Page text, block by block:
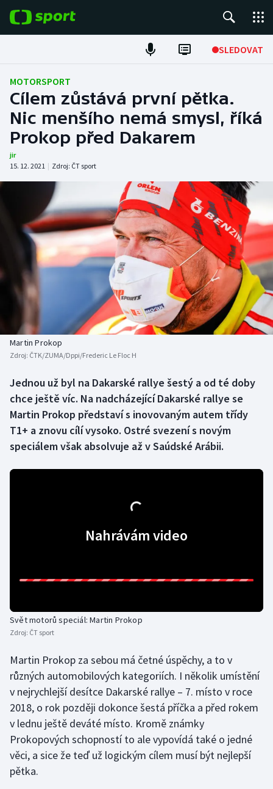
SLEDOVAT
Fotbal
Hokej
Tenis
Atletika
Cyklistika
DALŠÍ SPORTY
Americký fotbal
Baseball a softbal
Basketbal
Biatlon
Box
Curling
Jezdectví
Judo
Krasobruslení
Lezení
Lyže a snowboard
NEPŘEHLÉDNĚTE
Soutěže
Historické návraty
Aplikace ČT sport
MOTORSPORT
Cílem zůstává první pětka.
Nic menšího nemá smysl, říká
Prokop před Dakarem
jir
15. 12. 2021 | Zdroj: ČT sport
Martin Prokop
Zdroj: ČTK/ZUMA/Dppi/Frederic Le Floc H
Jednou už byl na Dakarské rallye šestý a od té doby
chce ještě víc. Na nadcházející Dakarské rallye se
Martin Prokop představí s inovovaným autem třídy
T1+ a znovu cílí vysoko. Ostré svezení s novým
speciálem však absolvuje až v Saúdské Arábii.
Nahrávám video
Svět motorů speciál: Martin Prokop
Zdroj: ČT sport
Martin Prokop za sebou má četné úspěchy, a to v
různých automobilových kategoriích. I několik umístění
v nejrychlejší desítce Dakarské rallye – 7. místo v roce
2018, o rok později dokonce šestá příčka a před rokem
v lednu ještě deváté místo. Kromě známky
Prokopových schopností to ale vypovídá také o jedné
věci, a sice že teď už logickým cílem musí být nejlepší
pětka.